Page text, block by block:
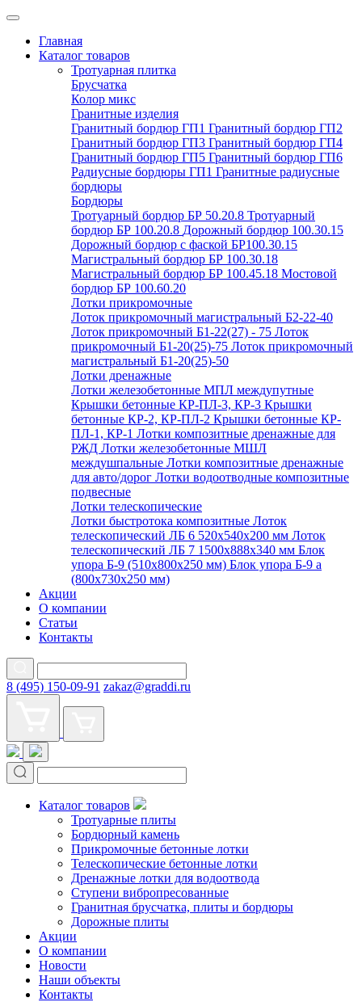
Главная
Каталог товаров
Тротуарная плитка
Брусчатка
Колор микс
Гранитные изделия
Гранитный бордюр ГП1 Гранитный бордюр ГП2
Гранитный бордюр ГП3 Гранитный бордюр ГП4
Гранитный бордюр ГП5 Гранитный бордюр ГП6
Радиусные бордюры ГП1 Гранитные радиусные
бордюры
Бордюры
Тротуарный бордюр БР 50.20.8 Тротуарный
бордюр БР 100.20.8 Дорожный бордюр 100.30.15
Дорожный бордюр с фаской БР100.30.15
Магистральный бордюр БР 100.30.18
Магистральный бордюр БР 100.45.18 Мостовой
бордюр БР 100.60.20
Лотки прикромочные
Лоток прикромочный магистральный Б2-22-40
Лоток прикромочный Б1-22(27) - 75 Лоток
прикромочный Б1-20(25)-75 Лоток прикромочный
магистральный Б1-20(25)-50
Лотки дренажные
Лотки железобетонные МПЛ междупутные
Крышки бетонные КР-ПЛ-3, КР-3 Крышки
бетонные КР-2, КР-ПЛ-2 Крышки бетонные КР-
ПЛ-1, КР-1 Лотки композитные дренажные для
РЖД Лотки железобетонные МШЛ
междушпальные Лотки композитные дренажные
для авто/дорог Лотки водоотводные композитные
подвесные
Лотки телескопические
Лотки быстротока композитные Лоток
телескопический ЛБ 6 520х540х200 мм Лоток
телескопический ЛБ 7 1500х888х340 мм Блок
упора Б-9 (510х800х250 мм) Блок упора Б-9 а
(800х730х250 мм)
Акции
О компании
Статьи
Контакты
8 (495) 150-09-91 zakaz@graddi.ru
Каталог товаров
Тротуарные плиты
Бордюрный камень
Прикромочные бетонные лотки
Телескопические бетонные лотки
Дренажные лотки для водоотвода
Ступени вибропресованные
Гранитная брусчатка, плиты и бордюры
Дорожные плиты
Акции
О компании
Новости
Наши объекты
Контакты